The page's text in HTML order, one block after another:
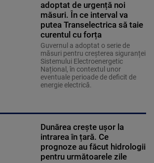
adoptat de urgență noi
măsuri. În ce interval va
putea Transelectrica să taie
curentul cu forța
Guvernul a adoptat o serie de
măsuri pentru creșterea siguranței
Sistemului Electroenergetic
Național, în contextul unor
eventuale perioade de deficit de
energie electrică.
Dunărea crește ușor la
intrarea în țară. Ce
prognoze au făcut hidrologii
pentru următoarele zile